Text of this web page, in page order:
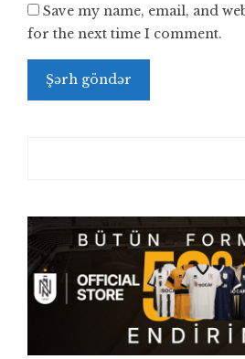
Save my name, email, and
for the next time I comment.